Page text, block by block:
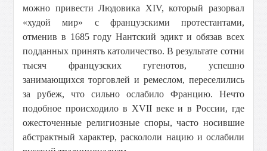
можно привести Людовика XIV, который разорвал
«худой мир» с французскими протестантами,
отменив в 1685 году Нантский эдикт и обязав всех
подданных принять католичество. В результате сотни
тысяч французских гугенотов, успешно
занимающихся торговлей и ремеслом, переселились
за рубеж, что сильно ослабило Францию. Нечто
подобное происходило в XVII веке и в России, где
ожесточенные религиозные споры, часто носившие
абстрактный характер, раскололи нацию и ослабили